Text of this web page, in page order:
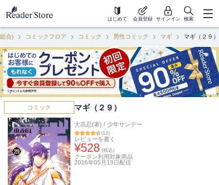
はじめて 会員登録 サインイン 検索
合) コミックフロア コミック 男性コミック マギ マギ（２９）
コミック マギ（２９）
大高忍(著) / 少年サンデー
(12)
レビューを書く
¥528 (税込)
クーポン利用対象商品
2016年05月13日 配信